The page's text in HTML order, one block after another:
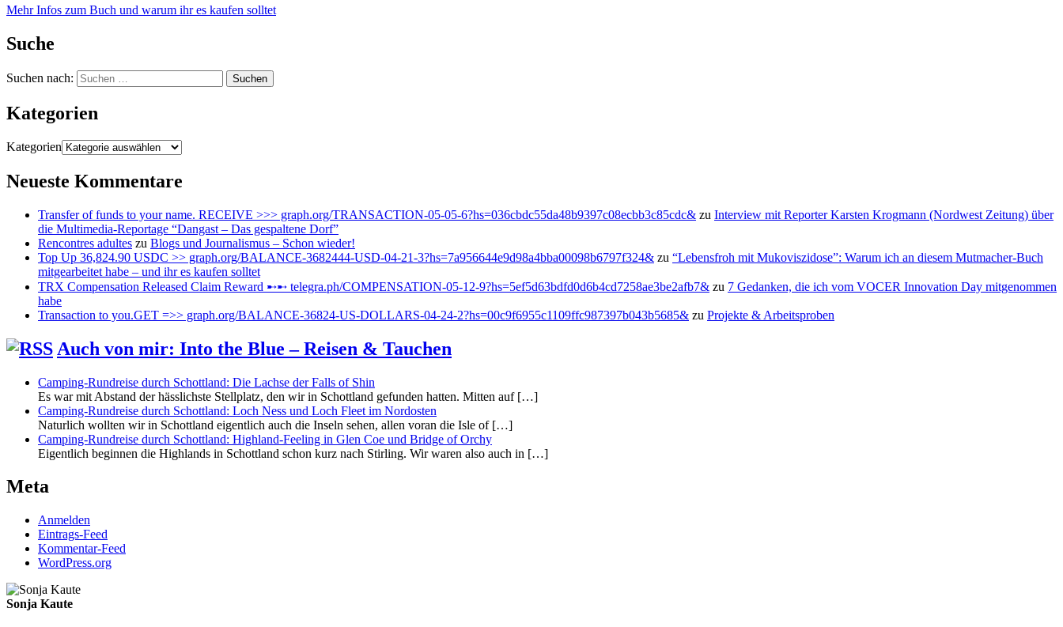
Mehr Infos zum Buch und warum ihr es kaufen solltet
Suche
Suchen nach:
Kategorien
Kategorien
Neueste Kommentare
Transfer of funds to your name. RECEIVE >>> graph.org/TRANSACTION-05-05-6?hs=036cbdc55da48b9397c08ecbb3c85cdc& zu Interview mit Reporter Karsten Krogmann (Nordwest Zeitung) über
die Multimedia-Reportage “Dangast – Das gespaltene Dorf”
Rencontres adultes zu Blogs und Journalismus – Schon wieder!
Top Up 36,824.90 USDC >> graph.org/BALANCE-3682444-USD-04-21-3?hs=7a956644e9d98a4bba00098b6797f324& zu “Lebensfroh mit Mukoviszidose”: Warum ich an diesem Mutmacher-Buch
mitgearbeitet habe – und ihr es kaufen solltet
TRX Compensation Released Claim Reward ➸➸ telegra.ph/COMPENSATION-05-12-9?hs=5ef5d63bdfd0d6b4cd7258ae3be2afb7& zu 7 Gedanken, die ich vom VOCER Innovation Day mitgenommen
habe
Transaction to you.GET =>> graph.org/BALANCE-36824-US-DOLLARS-04-24-2?hs=00c9f6955c1109ffc987397b043b5685& zu Projekte & Arbeitsproben
Auch von mir: Into the Blue – Reisen & Tauchen
Camping-Rundreise durch Schottland: Die Lachse der Falls of Shin
Es war mit Abstand der hässlichste Stellplatz, den wir in Schottland gefunden hatten. Mitten auf […]
Camping-Rundreise durch Schottland: Loch Ness und Loch Fleet im Nordosten
Naturlich wollten wir in Schottland eigentlich auch die Inseln sehen, allen voran die Isle of […]
Camping-Rundreise durch Schottland: Highland-Feeling in Glen Coe und Bridge of Orchy
Eigentlich beginnen die Highlands in Schottland schon kurz nach Stirling. Wir waren also auch in […]
Meta
Anmelden
Eintrags-Feed
Kommentar-Feed
WordPress.org
Sonja Kaute